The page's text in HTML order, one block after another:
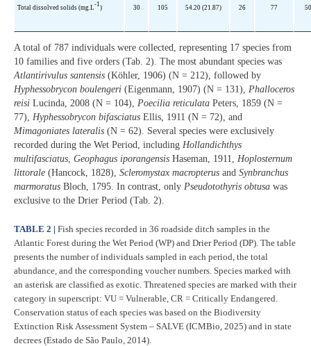
Total dissolved solids (mg.L
-1
) 30 105 54.20 (21.87) 26 77
A total of 787 individuals were collected, representing 17 species from
10 families and five orders (Tab. 2). The most abundant species was
Atlantirivulus santensis (Köhler, 1906) (N = 212), followed by
Hyphessobrycon boulengeri (Eigenmann, 1907) (N = 131), Phalloceros
reisi Lucinda, 2008 (N = 104), Poecilia reticulata Peters, 1859 (N =
77), Hyphessobrycon bifasciatus Ellis, 1911 (N = 72), and
Mimagoniates lateralis (N = 62). Several species were exclusively
recorded during the Wet Period, including Hollandichthys
multifasciatus, Geophagus iporangensis Haseman, 1911, Hoplosternum
littorale (Hancock, 1828), Scleromystax macropterus and Synbranchus
marmoratus Bloch, 1795. In contrast, only Pseudotothyris obtusa was
exclusive to the Drier Period (Tab. 2).
TABLE 2 | Fish species recorded in 36 roadside ditch samples in the
Atlantic Forest during the Wet Period (WP) and Drier Period (DP). The table
presents the number of individuals sampled in each period, the total
abundance, and the corresponding voucher numbers. Species marked with
an asterisk are classified as exotic. Threatened species are marked with their
category in superscript: VU = Vulnerable, CR = Critically Endangered.
Conservation status of each species was based on the Biodiversity
Extinction Risk Assessment System – SALVE (ICMBio, 2025) and in state
decrees (Estado de São Paulo, 2014).